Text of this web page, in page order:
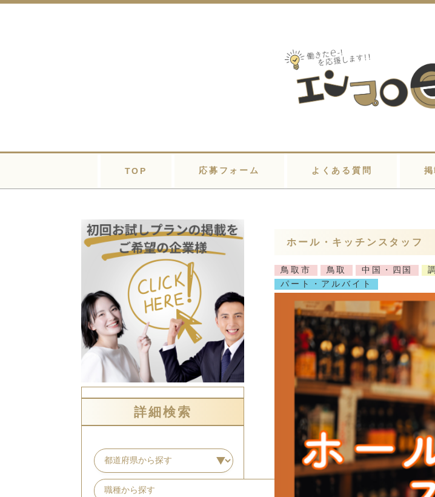
TOP 応募フォーム よくある質問
詳細検索
ホール・キッチンスタッフ
鳥取市 鳥取 中国・四国
パート・アルバイト